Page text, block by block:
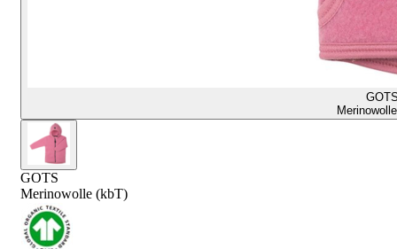
GOTS
Merinowolle (kbT)